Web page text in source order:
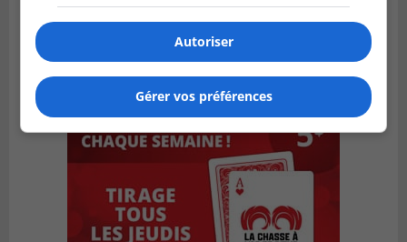
Autoriser
Gérer vos préférences